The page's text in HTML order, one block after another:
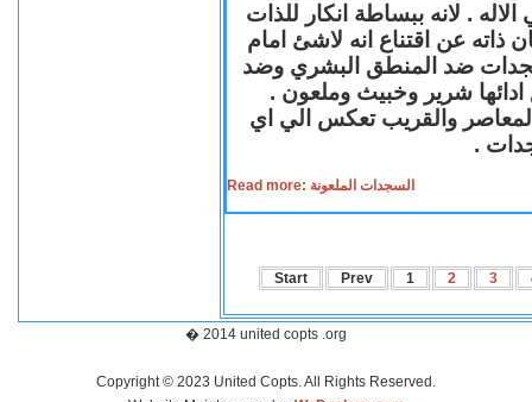
. لانه ببساطة انكار للذات
ذاته عن اقتناع انه لاشئ امام
ضد المنطق البشري وضد
ادائها شرير وخبيث وملعون .
المعاصر والقريب تعكس الي اي
.
Read more: السجدات الملعونة
Start Prev 1 2 3
� 2014 united copts .org
Copyright © 2023 United Copts. All Rights Reserved.